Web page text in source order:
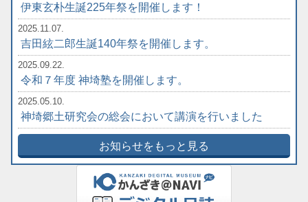
伊東玄朴生誕225年祭を開催します！
2025.11.07.
吉田絃二郎生誕140年祭を開催します。
2025.09.22.
令和７年度 神埼塾を開催します。
2025.05.10.
神埼郷土研究会の総会において講演を行いました
お知らせをもっと見る